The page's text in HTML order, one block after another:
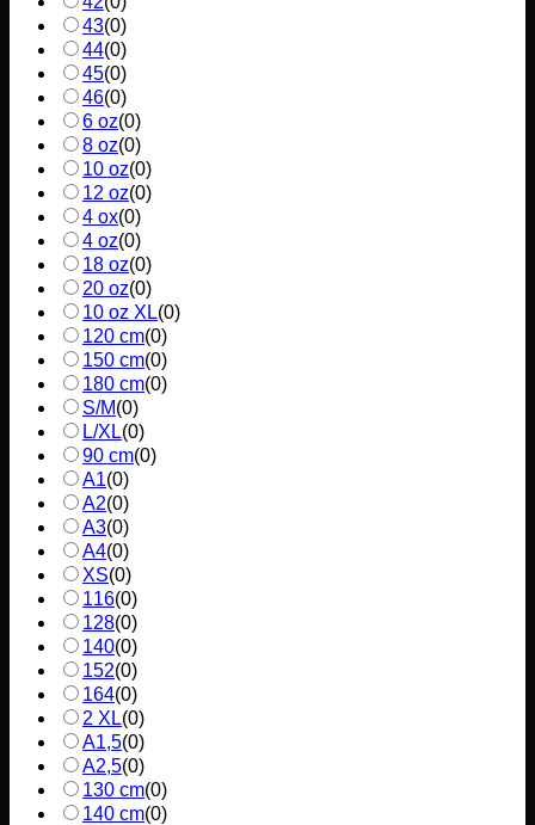
43(0)
44(0)
45(0)
46(0)
6 oz(0)
8 oz(0)
10 oz(0)
12 oz(0)
4 ox(0)
4 oz(0)
18 oz(0)
20 oz(0)
10 oz XL(0)
120 cm(0)
150 cm(0)
180 cm(0)
S/M(0)
L/XL(0)
90 cm(0)
A1(0)
A2(0)
A3(0)
A4(0)
XS(0)
116(0)
128(0)
140(0)
152(0)
164(0)
2 XL(0)
A1,5(0)
A2,5(0)
130 cm(0)
140 cm(0)